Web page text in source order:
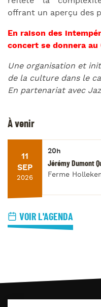
offrant un aperçu des
En raison des
concert se donnera au
Une organisation et
de la culture dans le
En partenariat avec
À venir
11
SEP
2026
20h
Jérémy Dumont
Ferme
VOIR L'AGENDA